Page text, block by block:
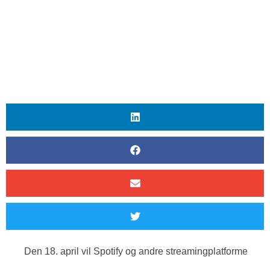
Den 18. april vil Spotify og andre streamingplatforme